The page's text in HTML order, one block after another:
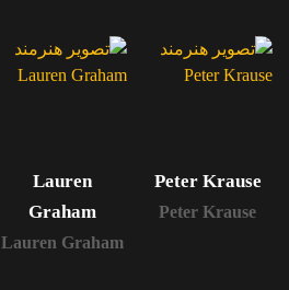
Peter Krause
Peter Krause
Lauren
Graham
Lauren Graham